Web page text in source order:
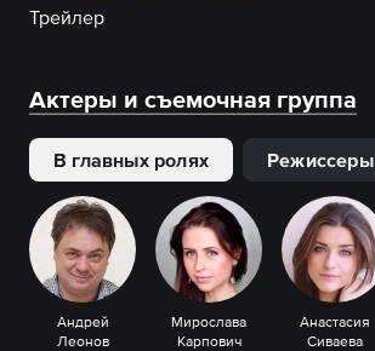
Трейлер
Актеры и съемочная группа
В главных ролях Режиссеры
Андрей
Леонов
Мирослава
Карпович
Анастасия
Сиваева